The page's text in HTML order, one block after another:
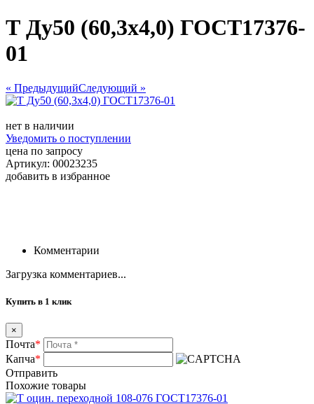
Т Ду50 (60,3х4,0) ГОСТ17376-
01
« ПредыдущийСледующий »
нет в наличии
Уведомить о поступлении
цена по запросу
Артикул: 00023235
добавить в избранное
Комментарии
Загрузка комментариев...
Купить в 1 клик
×
Почта*
Капча*
Отправить
Похожие товары